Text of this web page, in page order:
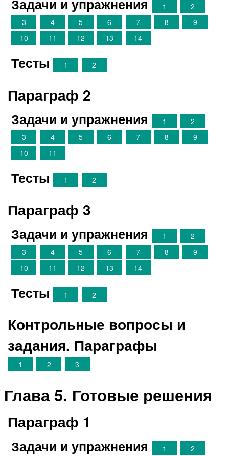
Задачи и упражнения 1
2
3
4 5 6 7 8
9
10
11 12 13 14
Тесты 1 2
Параграф 2
Задачи и упражнения 1
2
3
4 5 6 7 8
9
10
11
Тесты 1 2
Параграф 3
Задачи и упражнения 1
2
3
4 5 6 7 8
9
10
11 12 13 14
Тесты 1 2
Контрольные вопросы и
задания. Параграфы
1 2 3
Глава 5. Готовые решения
Параграф 1
Задачи и упражнения 1
2